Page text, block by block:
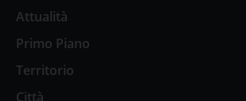
Attualità
Primo Piano
Territorio
Città